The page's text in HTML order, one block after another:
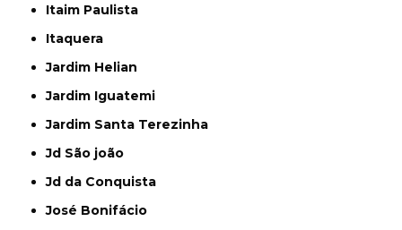
Itaim Paulista
Itaquera
Jardim Helian
Jardim Iguatemi
Jardim Santa Terezinha
Jd São joão
Jd da Conquista
José Bonifácio